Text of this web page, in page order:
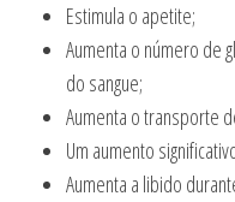
Estimula o apetite;
Aumenta o número de
do sangue;
Aumenta o transporte
Um aumento
Aumenta a libido